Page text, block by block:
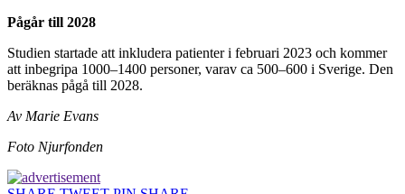
Pågår till 2028
Studien startade att inkludera patienter i februari 2023 och kommer
att inbegripa 1000–1400 personer, varav ca 500–600 i Sverige. Den
beräknas pågå till 2028.
Av Marie Evans
Foto Njurfonden